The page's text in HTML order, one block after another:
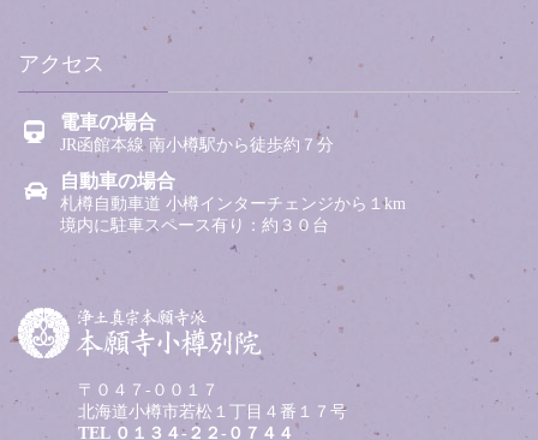
アクセス
電車の場合
JR函館本線 南小樽駅から徒歩約７分
自動車の場合
札樽自動車道 小樽インターチェンジから１km
境内に駐車スペース有り：約３０台
〒０４７-００１７
北海道小樽市若松１丁目４番１７号
TEL ０１３４-２２-０７４４